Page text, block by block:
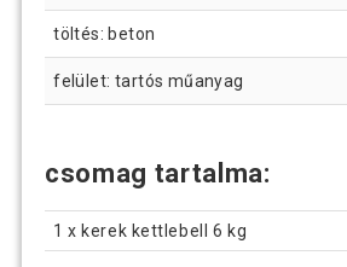
töltés: beton
felület: tartós műanyag
csomag tartalma:
1 x kerek kettlebell 6 kg